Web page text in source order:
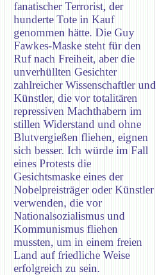
fanatischer Terrorist, der
hunderte Tote in Kauf
genommen hätte. Die Guy
Fawkes-Maske steht für den
Ruf nach Freiheit, aber die
unverhüllten Gesichter
zahlreicher Wissenschaftler und
Künstler, die vor totalitären
repressiven Machthabern im
stillen Widerstand und ohne
Blutvergießen fliehen, eignen
sich besser. Ich würde im Fall
eines Protests die
Gesichtsmaske eines der
Nobelpreisträger oder Künstler
verwenden, die vor
Nationalsozialismus und
Kommunismus fliehen
mussten, um in einem freien
Land auf friedliche Weise
erfolgreich zu sein.